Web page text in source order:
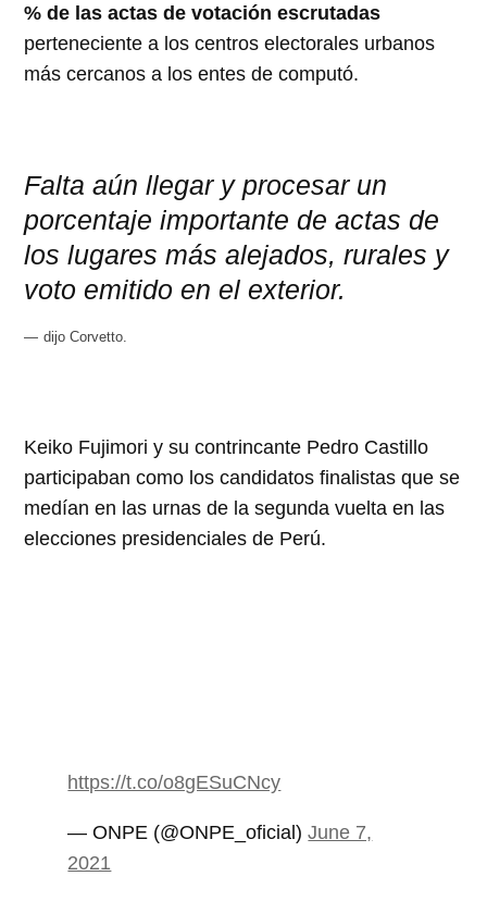
% de las actas de votación escrutadas
perteneciente a los centros electorales urbanos
más cercanos a los entes de computó.
Falta aún llegar y procesar un
porcentaje importante de actas de
los lugares más alejados, rurales y
voto emitido en el exterior.
dijo Corvetto.
Keiko Fujimori y su contrincante Pedro Castillo
participaban como los candidatos finalistas que se
medían en las urnas de la segunda vuelta en las
elecciones presidenciales de Perú.
https://t.co/o8gESuCNcy
— ONPE (@ONPE_oficial)June 7,
2021